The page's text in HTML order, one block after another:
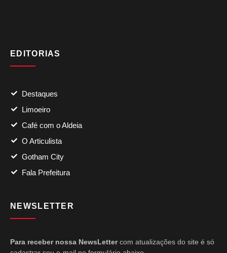
EDITORIAS
Destaques
Limoeiro
Café com o Aldeia
O Articulista
Gotham City
Fala Prefeitura
NEWSLETTER
Para receber nossa NewsLettercom atualizações do site é só